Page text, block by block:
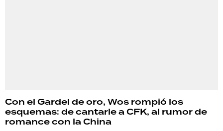
Con el Gardel de oro, Wos rompió los
esquemas: de cantarle a CFK, al rumor de
romance con la China